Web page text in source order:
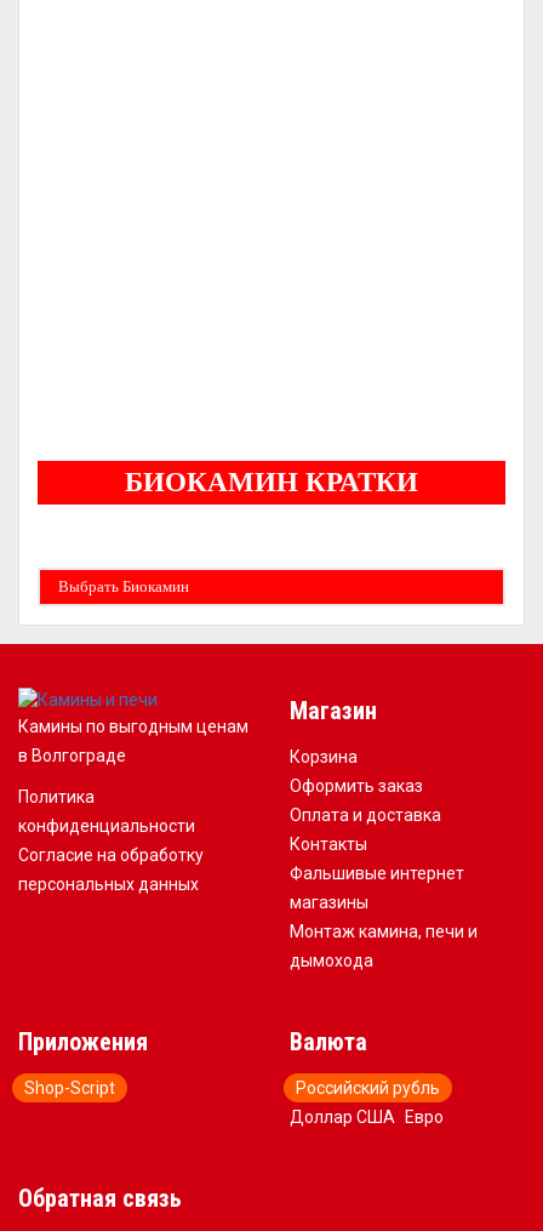
БИОКАМИН КРАТКИ
Выбрать Биокамин
Камины по выгодным ценам
в Волгограде
Политика
конфиденциальности
Согласие на обработку
персональных данных
Магазин
Корзина
Оформить заказ
Оплата и доставка
Контакты
Фальшивые интернет
магазины
Монтаж камина, печи и
дымохода
Приложения
Shop-Script
Валюта
Российский рубль
Доллар США
Евро
Обратная связь